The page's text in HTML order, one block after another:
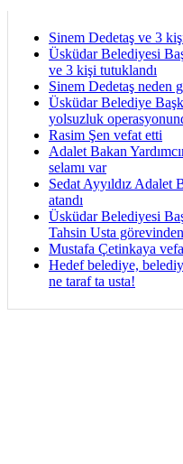
Sinem Dedetaş ve 3
Üsküdar Belediyesi
ve 3 kişi tutuklandı
Sinem Dedetaş neden
Üsküdar Belediye
yolsuzluk
Rasim Şen vefat etti
Adalet Bakan
selamı var
Sedat Ayyıldız Adalet
atandı
Üsküdar Belediyesi
Tahsin Usta
Mustafa Çetinkaya
Hedef belediye,
ne taraf ta usta!